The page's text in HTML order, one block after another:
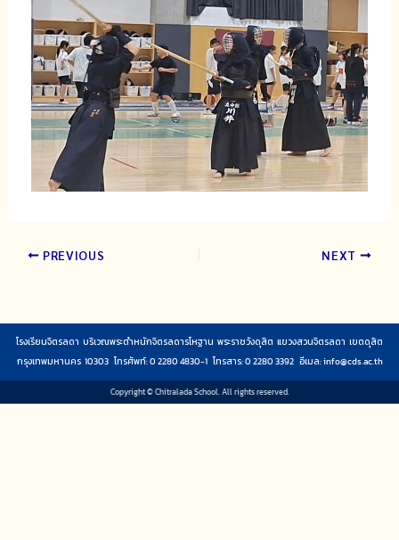
PREVIOUS NEXT
โรงเรียนจิตรลดา บริเวณพระตำหนักจิตรลดารโหฐาน พระราชวังดุสิต แขวงสวนจิตรลดา เขตดุสิต
กรุงเทพมหานคร 10303 โทรศัพท์: 0 2280 4830-1 โทรสาร: 0 2280 3392 อีเมล:info@cds.ac.th
Copyright © Chitralada School. All rights reserved.